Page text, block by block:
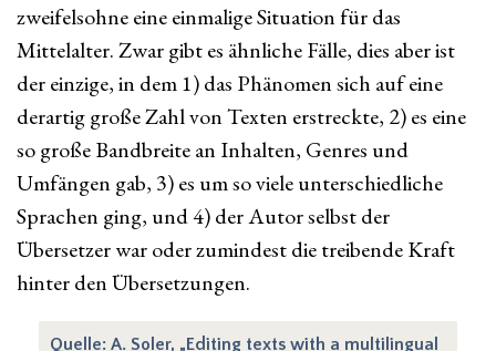
zweifelsohne eine einmalige Situation für das
Mittelalter. Zwar gibt es ähnliche Fälle, dies aber ist
der einzige, in dem 1) das Phänomen sich auf eine
derartig große Zahl von Texten erstreckte, 2) es eine
so große Bandbreite an Inhalten, Genres und
Umfängen gab, 3) es um so viele unterschiedliche
Sprachen ging, und 4) der Autor selbst der
Übersetzer war oder zumindest die treibende Kraft
hinter den Übersetzungen.
Quelle: A. Soler, „Editing texts with a multilingual